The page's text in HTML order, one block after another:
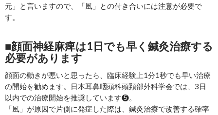
元」と言いますので、「風」との付き合いには注意が必要で
す。
■顔面神経麻痺は1日でも早く鍼灸治療する
必要があります
顔面の動きが悪いと思ったら、臨床経験上1分1秒でも早い治療
の開始を勧めます。日本耳鼻咽頭科頭頚部外科学会では、3日
以内での治療開始を推奨しています❺。
「風」が原因で片側に発症した際は、鍼灸治療で改善する確率